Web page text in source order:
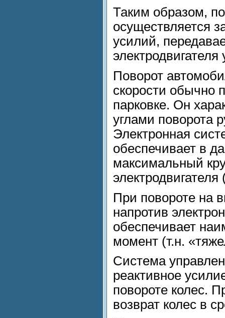
Таким образом,
осуществляется
усилий,
электродвигателя
Поворот
скорости обычно
парковке. Он
углами поворота
Электронная
обеспечивает в
максимальный
электродвигателя
При повороте на
напротив
обеспечивает
момент (т.н.
Система
реактивное
повороте колес.
возврат колес в